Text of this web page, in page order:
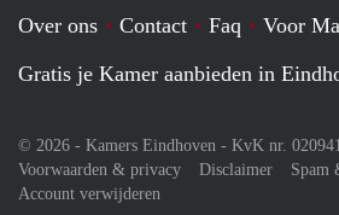
Over ons Contact Faq Voor
Gratis je Kamer aanbieden in
© 2026 - Kamers Eindhoven - KvK nr.
Voorwaarden & privacy
Disclaimer
Spam
Account verwijderen